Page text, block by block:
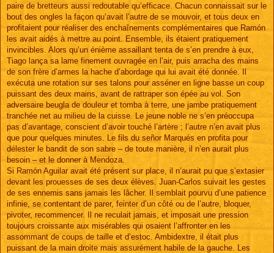
paire de bretteurs aussi redoutable qu’efficace. Chacun connaissait sur le
bout des ongles la façon qu’avait l’autre de se mouvoir, et tous deux en
profitaient pour réaliser des enchaînements complémentaires que Ramón
les avait aidés à mettre au point. Ensemble, ils étaient pratiquement
invincibles. Alors qu’un énième assaillant tenta de s’en prendre à eux,
Tiago lança sa lame finement ouvragée en l’air, puis arracha des mains
de son frère d’armes la hache d’abordage qui lui avait été donnée. Il
exécuta une rotation sur ses talons pour asséner en ligne basse un coup
puissant des deux mains, avant de rattraper son épée au vol. Son
adversaire beugla de douleur et tomba à terre, une jambe pratiquement
tranchée net au milieu de la cuisse. Le jeune noble ne s’en préoccupa
pas d’avantage, conscient d’avoir touché l’artère ; l’autre n’en avait plus
que pour quelques minutes. Le fils du señor Marqués en profita pour
délester le bandit de son sabre – de toute manière, il n’en aurait plus
besoin – et le donner à Mendoza.
Si Ramón Aguilar avait été présent sur place, il n’aurait pu que s’extasier
devant les prouesses de ses deux élèves. Juan-Carlos suivait les gestes
de ses ennemis sans jamais les lâcher. Il semblait pourvu d’une patience
infinie, se contentant de parer, feinter d’un côté ou de l’autre, bloquer,
pivoter, recommencer. Il ne reculait jamais, et imposait une pression
toujours croissante aux misérables qui osaient l’affronter en les
assommant de coups de taille et d’estoc. Ambidextre, il était plus
puissant de la main droite mais assurément habile de la gauche. Les